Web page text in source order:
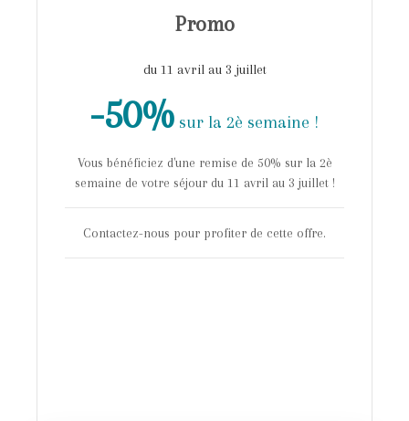
Promo
du 11 avril au 3 juillet
-50% sur la 2è semaine !
Vous bénéficiez d'une remise de 50% sur la 2è
semaine de votre séjour du 11 avril au 3 juillet !
Contactez-nous pour profiter de cette offre.